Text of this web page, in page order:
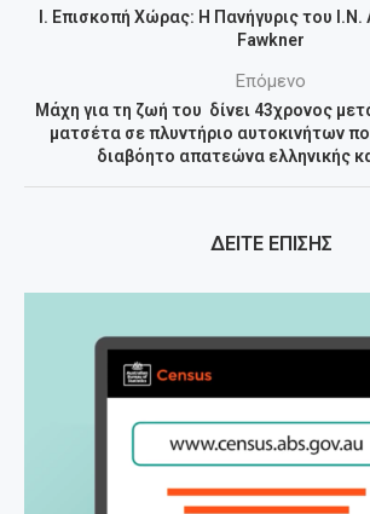
Ι. Επισκοπή Χώρας: Η Πανήγυρις του Ι.Ν.
Fawkner
Επόμενο
Μάχη για τη ζωή του δίνει 43χρονος
ματσέτα σε πλυντήριο αυτοκινήτων
διαβόητο απατεώνα ελληνικής
ΔΕΙΤΕ ΕΠΙΣΗΣ